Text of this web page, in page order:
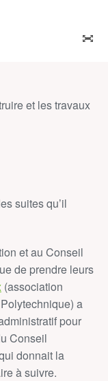
et les travaux
suites qu’il
et au Conseil
de prendre leurs
(association
a
pour
Conseil
donnait la
à suivre.